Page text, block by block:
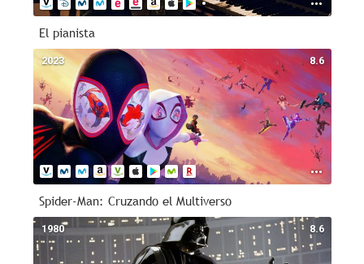
El pianista
8.6
2023
Spider-Man: Cruzando el Multiverso
8.6
1980